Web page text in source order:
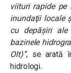
viituri rapide pe
inundaţii locale
cu depăşiri ale
bazinele
Olt)”, se arată
hidrologi.